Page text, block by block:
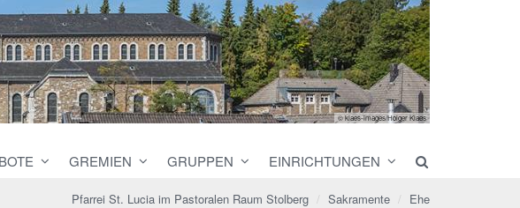
© klaes-images/Holger Klaes
GREMIEN GRUPPEN EINRICHTUNGEN
Pfarrei St. Lucia im Pastoralen Raum Stolberg Sakramente Ehe